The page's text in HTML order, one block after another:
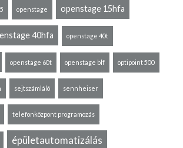
openstage openstage 15hfa
40hfa openstage 40t
openstage 60t openstage blf optipoint 500
sejtszámláló sennheiser
telefonközpont programozás
épületautomatizálás